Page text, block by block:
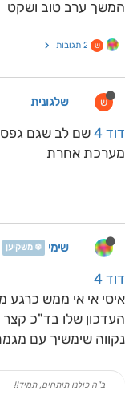
המשך ערב טוב ושקט
ש 2 תגובות
ש שלגונית
דוד 4
מערכת אחרת
שימי ❄️ משקיען
דוד 4
איסי אי אי ממש כרגע
העדכון שלו בד"כ קצר
נקווה שימשיך עם
ב"ה כולנו תותחים, תמיד!!